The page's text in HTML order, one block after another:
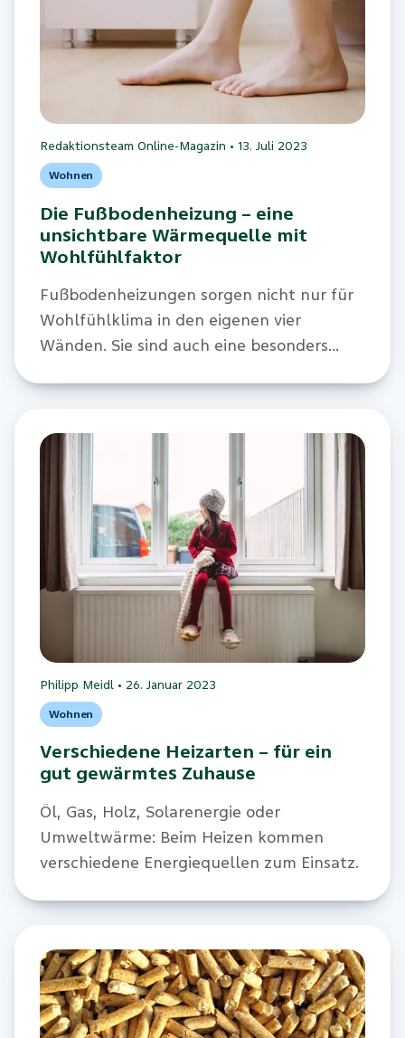
Redaktionsteam Online-Magazin • 13. Juli 2023
Wohnen
Die Fußbodenheizung – eine
unsichtbare Wärmequelle mit
Wohlfühlfaktor
Fußbodenheizungen sorgen nicht nur für
Wohlfühlklima in den eigenen vier
Wänden. Sie sind auch eine besonders
Philipp Meidl• 26. Januar 2023
Wohnen
Verschiedene Heizarten – für ein
gut gewärmtes Zuhause
Öl, Gas, Holz, Solarenergie oder
Umweltwärme: Beim Heizen kommen
verschiedene Energiequellen zum Einsatz.